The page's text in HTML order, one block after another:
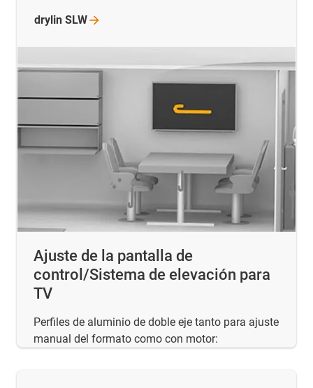
Ajuste de la pantalla de
control/Sistema de elevación para
TV
Perfiles de aluminio de doble eje tanto para ajuste
manual del formato como con motor:
drylin SLW